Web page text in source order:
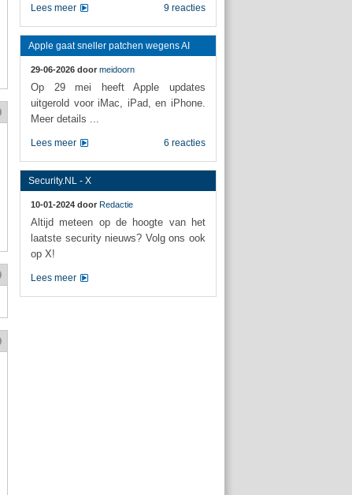
9 reacties
Lees meer
Apple gaat sneller patchen wegens AI
29-06-2026 door meidoorn
Op 29 mei heeft Apple updates
uitgerold voor iMac, iPad, en iPhone.
Meer details ...
6 reacties
Lees meer
Security.NL - X
10-01-2024 door Redactie
Altijd meteen op de hoogte van het
laatste security nieuws? Volg ons ook
op X!
Lees meer